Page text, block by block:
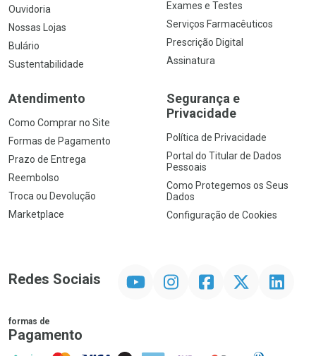
Ouvidoria
Nossas Lojas
Bulário
Sustentabilidade
Exames e Testes
Serviços Farmacêuticos
Prescrição Digital
Assinatura
Atendimento
Como Comprar no Site
Formas de Pagamento
Prazo de Entrega
Reembolso
Troca ou Devolução
Marketplace
Segurança e
Privacidade
Política de Privacidade
Portal do Titular de Dados
Pessoais
Como Protegemos os Seus
Dados
Configuração de Cookies
Redes Sociais InstagramFacebookTwitter Linkedin
formas de
Pagamento